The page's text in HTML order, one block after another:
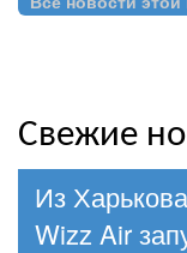
Свежие
Из
Wizz Air